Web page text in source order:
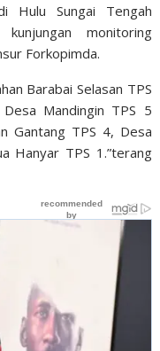
Hulu Sungai Tengah
monitoring
Forkopimda.
Barabai Selasan TPS
Mandingin TPS 5
Gantang TPS 4, Desa
Hanyar TPS 1.”terang